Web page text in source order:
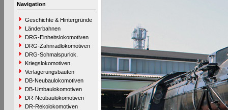
Navigation
Geschichte & Hintergründe
Länderbahnen
DRG-Einheitslokomotiven
DRG-Zahnradlokomotiven
DRG-Schmalspurlok.
Kriegslokomotiven
Verlagerungsbauten
DB-Neubaulokomotiven
DB-Umbaulokomotiven
DR-Neubaulokomotiven
DR-Rekolokomotiven